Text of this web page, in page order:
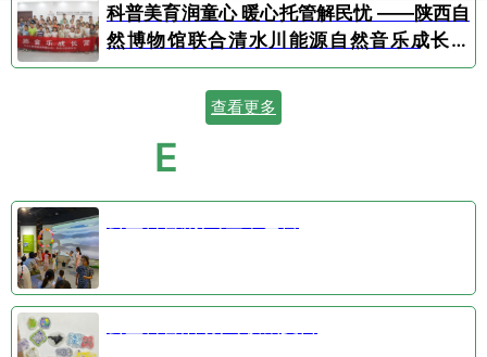
科普美育润童心 暖心托管解民忧 ——陕西自
然博物馆联合清水川能源自然音乐成长营
顺...
查看更多
E